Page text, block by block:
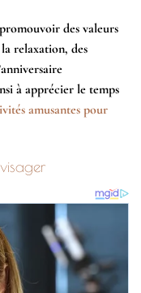
des valeurs
relaxation, des
à apprécier le temps
amusantes pour